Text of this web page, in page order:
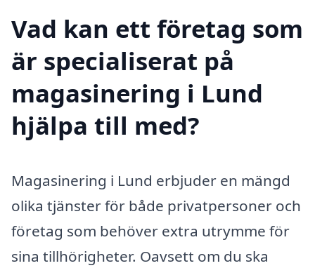
Vad kan ett företag som
är specialiserat på
magasinering i Lund
hjälpa till med?
Magasinering i Lund erbjuder en mängd
olika tjänster för både privatpersoner och
företag som behöver extra utrymme för
sina tillhörigheter. Oavsett om du ska